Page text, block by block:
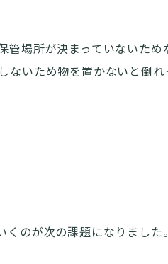
管場所が決まっていないため
ないため物を置かないと倒れ
くのが次の課題になりました